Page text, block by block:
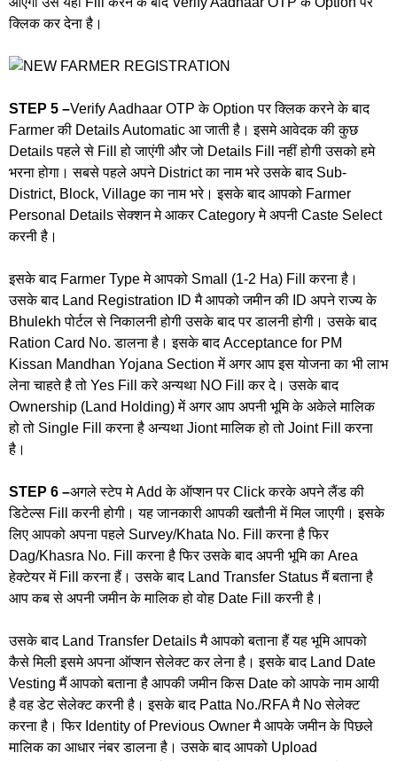
क्लिक कर देना है।
STEP 5 –Verify Aadhaar OTP के Option पर क्लिक करने के बाद
Farmer की Details Automatic आ जाती है। इसमे आवेदक की कुछ
Details पहले से Fill हो जाएंगी और जो Details Fill नहीं होगी उसको हमे
भरना होगा। सबसे पहले अपने District का नाम भरे उसके बाद Sub-
District, Block, Village का नाम भरे। इसके बाद आपको Farmer
Personal Details सेक्शन मे आकर Category मे अपनी Caste Select
करनी है।
इसके बाद Farmer Type मे आपको Small (1-2 Ha) Fill करना है।
उसके बाद Land Registration ID मै आपको जमीन की ID अपने राज्य के
Bhulekh पोर्टल से निकालनी होगी उसके बाद पर डालनी होगी। उसके बाद
Ration Card No. डालना है। इसके बाद Acceptance for PM
Kissan Mandhan Yojana Section में अगर आप इस योजना का भी लाभ
लेना चाहते है तो Yes Fill करे अन्यथा NO Fill कर दे। उसके बाद
Ownership (Land Holding) में अगर आप अपनी भूमि के अकेले मालिक
हो तो Single Fill करना है अन्यथा Jiont मालिक हो तो Joint Fill करना
है।
STEP 6 –अगले स्टेप मे Add के ऑप्शन पर Click करके अपने लैंड की
डिटेल्स Fill करनी होगी। यह जानकारी आपकी खतौनी में मिल जाएगी। इसके
लिए आपको अपना पहले Survey/Khata No. Fill करना है फिर
Dag/Khasra No. Fill करना है फिर उसके बाद अपनी भूमि का Area
हेक्टेयर में Fill करना हैं। उसके बाद Land Transfer Status मैं बताना है
आप कब से अपनी जमीन के मालिक हो वोह Date Fill करनी है।
उसके बाद Land Transfer Details मै आपको बताना हैं यह भूमि आपको
कैसे मिली इसमे अपना ऑप्शन सेलेक्ट कर लेना है। इसके बाद Land Date
Vesting मैं आपको बताना है आपकी जमीन किस Date को आपके नाम आयी
है वह डेट सेलेक्ट करनी है। इसके बाद Patta No./RFA मै No सेलेक्ट
करना है। फिर Identity of Previous Owner मै आपके जमीन के पिछले
मालिक का आधार नंबर डालना है। उसके बाद आपको Upload